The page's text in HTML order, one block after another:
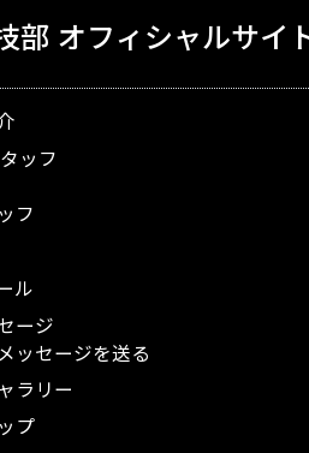
部 オフィシャルサイ
ッフ
フ
ル
ージ
ッセージを送る
ラリー
プ